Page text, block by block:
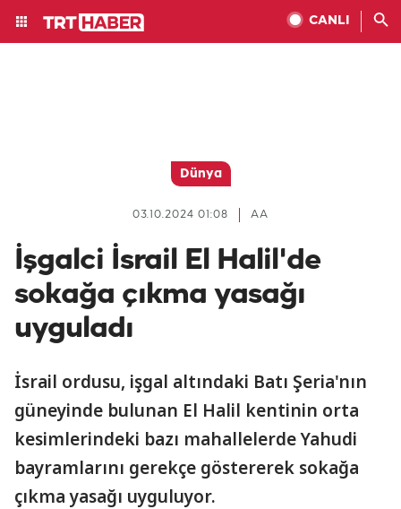
CANLI
Dünya
AA
03.10.2024 01:08
İşgalci İsrail El Halil'de
sokağa çıkma yasağı
uyguladı
İsrail ordusu, işgal altındaki Batı Şeria'nın
güneyinde bulunan El Halil kentinin orta
kesimlerindeki bazı mahallelerde Yahudi
bayramlarını gerekçe göstererek sokağa
çıkma yasağı uyguluyor.